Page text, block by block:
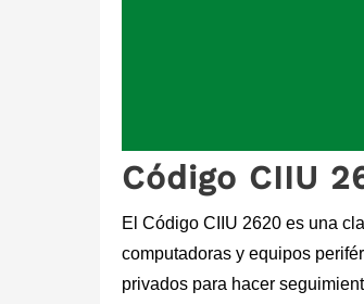
Código CIIU
El Código CIIU 2620 es una
computadoras y equipos
privados para hacer